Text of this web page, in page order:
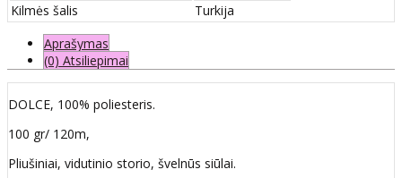
Kilmės šalis
Turkija
Aprašymas
(0) Atsiliepimai
DOLCE, 100% poliesteris.
100 gr/ 120m,
Pliušiniai, vidutinio storio, švelnūs siūlai.